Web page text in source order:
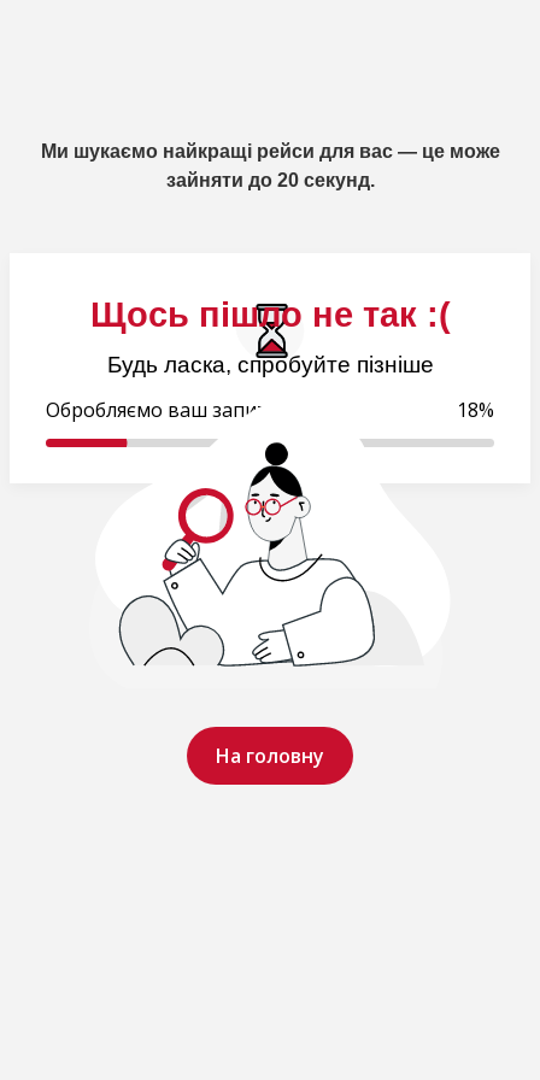
Щось пішло не так :(
Будь ласка, спробуйте пізніше
На головну
Ми шукаємо найкращі рейси для вас — це може
зайняти до 20 секунд.
Обробляємо ваш запит.. 18%